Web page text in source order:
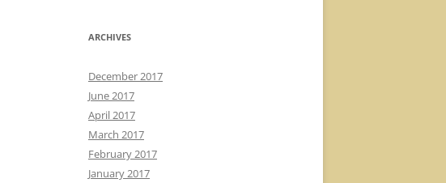
ARCHIVES
December 2017
June 2017
April 2017
March 2017
February 2017
January 2017